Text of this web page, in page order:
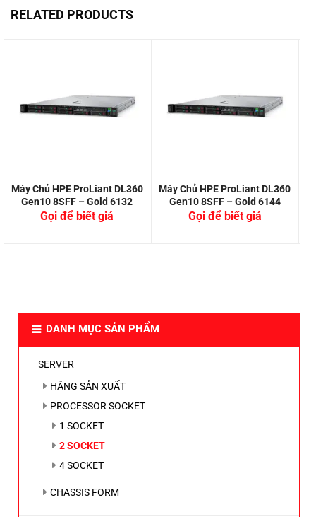
DANH MỤC SẢN PHẨM
SERVER
HÃNG SẢN XUẤT
PROCESSOR SOCKET
1 SOCKET
2 SOCKET
4 SOCKET
CHASSIS FORM
RELATED PRODUCTS
Máy Chủ HPE ProLiant DL360
Gen10 8SFF – Gold 6132
Gọi để biết giá
Máy Chủ HPE ProLiant DL360
Gen10 8SFF – Gold 6144
Gọi để biết giá